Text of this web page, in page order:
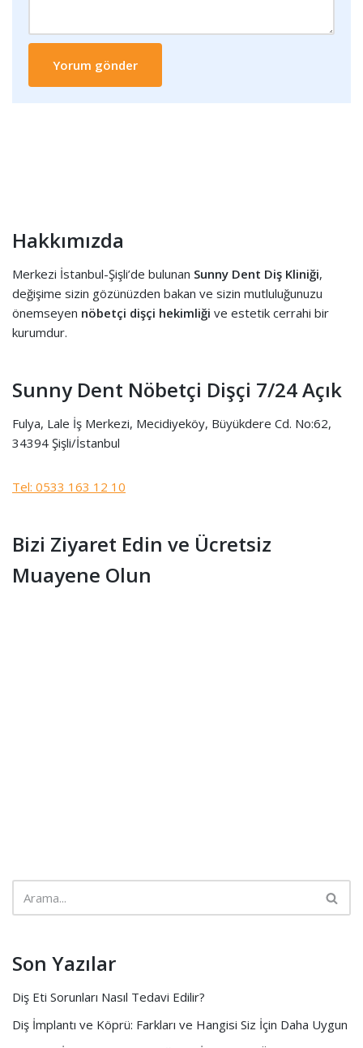
Hakkımızda
Merkezi İstanbul-Şişli’de bulunan Sunny Dent Diş Kliniği,
değişime sizin gözünüzden bakan ve sizin mutluluğunuzu
önemseyen nöbetçi dişçi hekimliği ve estetik cerrahi bir
kurumdur.
Sunny Dent Nöbetçi Dişçi 7/24 Açık
Fulya, Lale İş Merkezi, Mecidiyeköy, Büyükdere Cd. No:62,
34394 Şişli/İstanbul
Tel: 0533 163 12 10
Bizi Ziyaret Edin ve Ücretsiz
Muayene Olun
Son Yazılar
Diş Eti Sorunları Nasıl Tedavi Edilir?
Diş İmplantı ve Köprü: Farkları ve Hangisi Siz İçin Daha Uygun